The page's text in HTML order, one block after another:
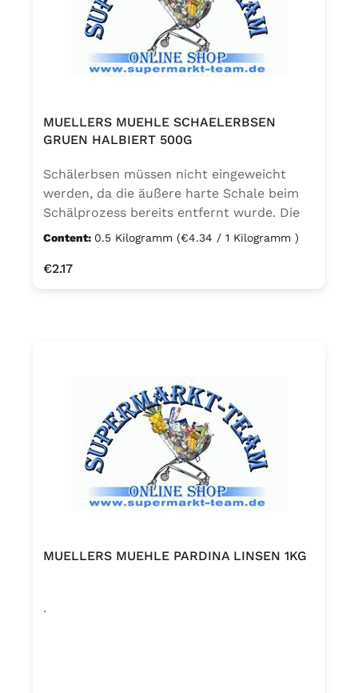
MUELLERS MUEHLE SCHAELERBSEN
GRUEN HALBIERT 500G
Schälerbsen müssen nicht eingeweicht
werden, da die äußere harte Schale beim
Schälprozess bereits entfernt wurde. Die
Kochzeit beträgt ca. 60-90 Minuten. Man
Suppen oder Erbsenpüree.
Content: 0.5 Kilogramm (€4.34 / 1 Kilogramm )
Regular price:
€2.17
MUELLERS MUEHLE PARDINA LINSEN 1KG
.